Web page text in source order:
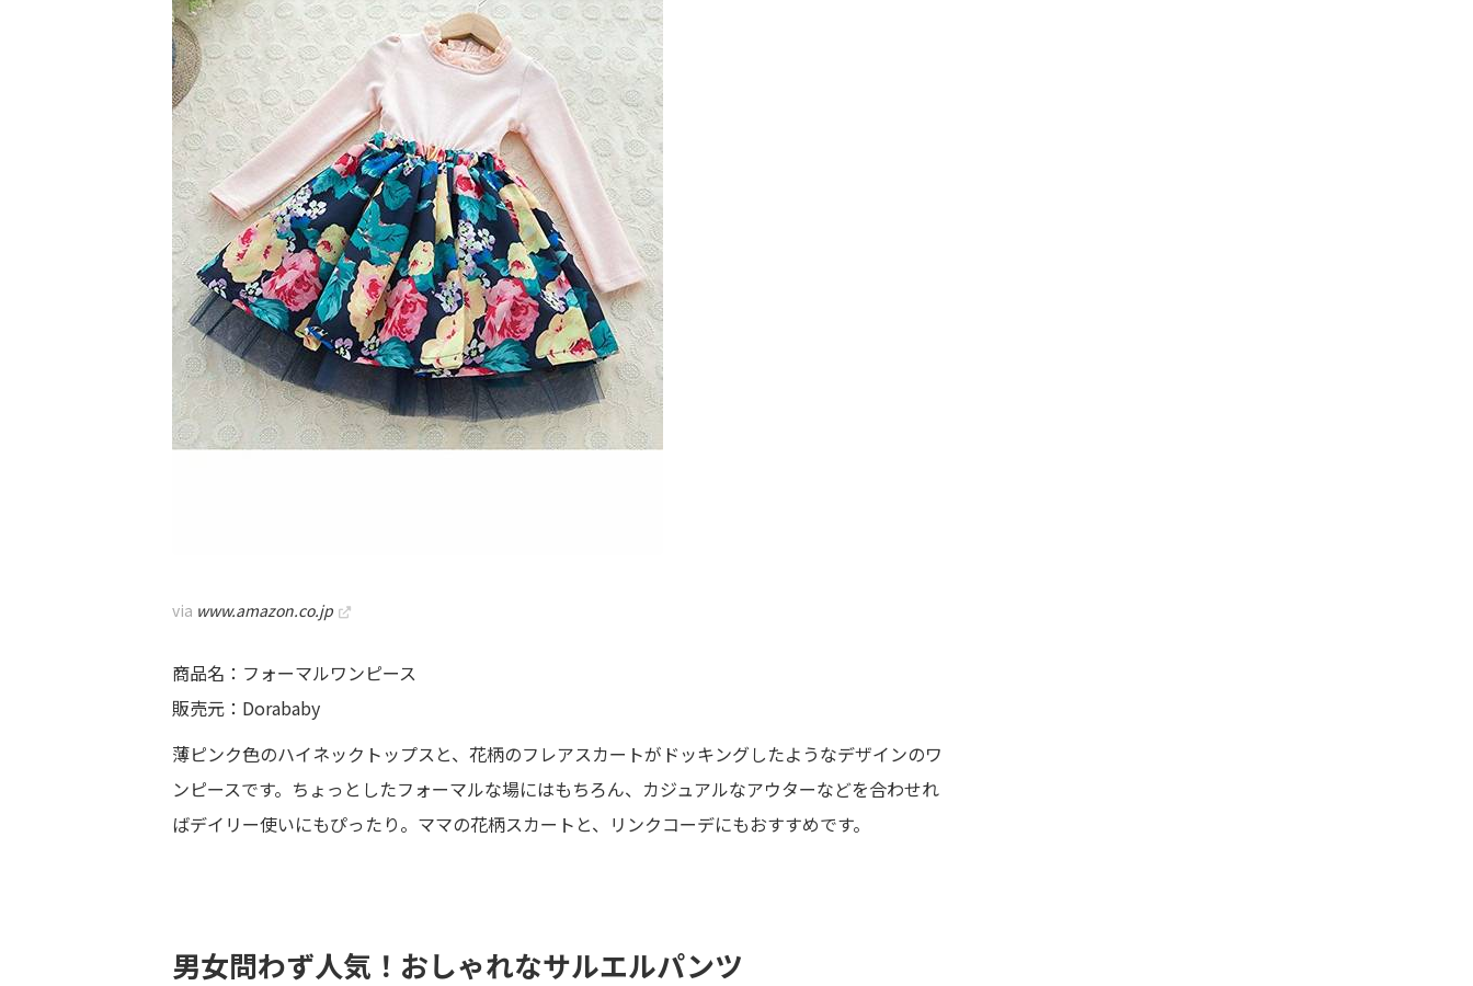
via www.amazon.co.jp
商品名：フォーマルワンピース
販売元：Dorababy
薄ピンク色のハイネックトップスと、花柄のフレアスカートがドッキングしたようなデザインのワ
ンピースです。ちょっとしたフォーマルな場にはもちろん、カジュアルなアウターなどを合わせれ
ばデイリー使いにもぴったり。ママの花柄スカートと、リンクコーデにもおすすめです。
男女問わず人気！おしゃれなサルエルパンツ